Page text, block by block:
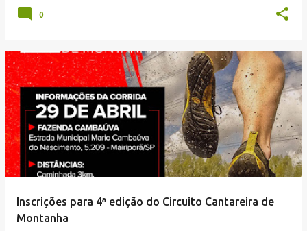
0
Inscrições para 4ª edição do Circuito Cantareira de
Montanha